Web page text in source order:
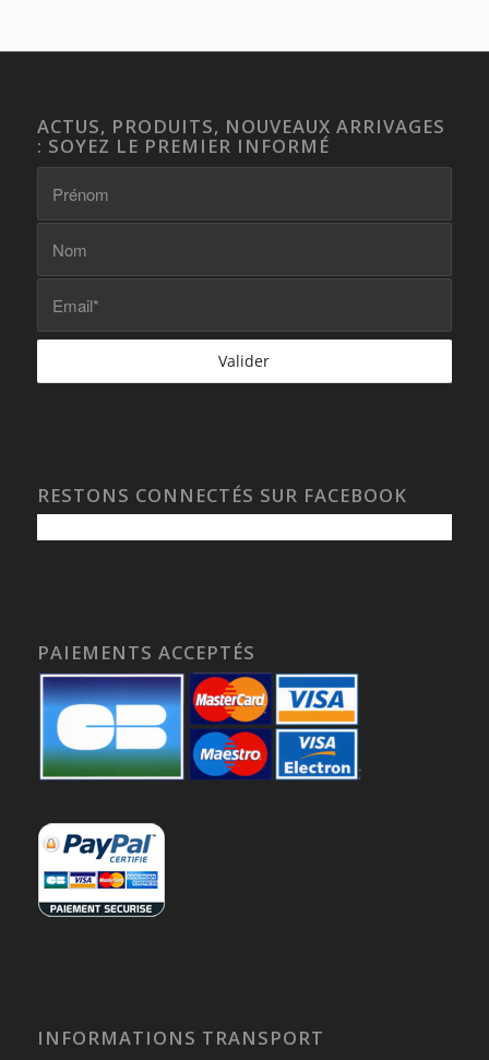
ACTUS, PRODUITS, NOUVEAUX ARRIVAGES
: SOYEZ LE PREMIER INFORMÉ
RESTONS CONNECTÉS SUR FACEBOOK
PAIEMENTS ACCEPTÉS
INFORMATIONS TRANSPORT